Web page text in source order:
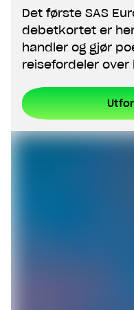
Det første SAS
debetkortet er
handler og gjør
reisefordeler over